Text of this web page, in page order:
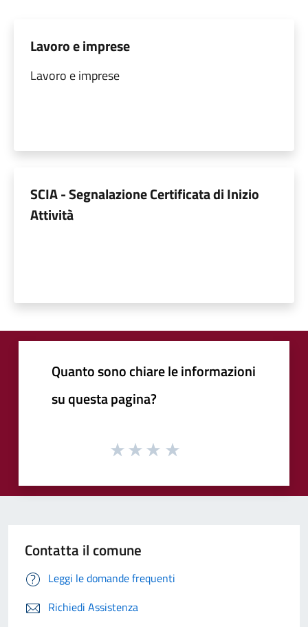
Lavoro e imprese
Lavoro e imprese
SCIA - Segnalazione Certificata di Inizio
Attività
Quanto sono chiare le informazioni
su questa pagina?
Contatta il comune
Leggi le domande frequenti
Richiedi Assistenza